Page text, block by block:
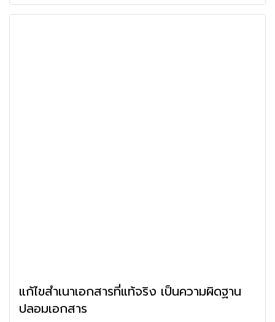
แก้ไขสำเนาเอกสารที่แท้จริง เป็นความผิดฐาน
ปลอมเอกสาร